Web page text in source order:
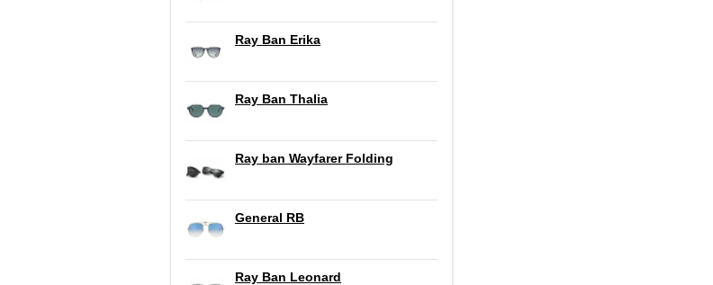
Ray Ban Erika
Ray Ban Thalia
Ray ban Wayfarer Folding
General RB
Ray Ban Leonard